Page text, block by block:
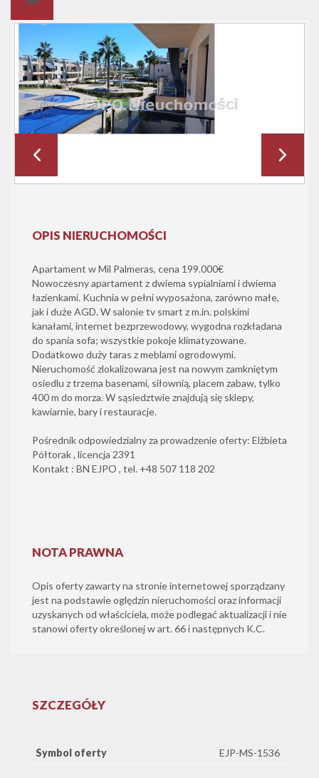
OPIS NIERUCHOMOŚCI
Apartament w Mil Palmeras, cena 199.000€
Nowoczesny apartament z dwiema sypialniami i dwiema
łazienkami. Kuchnia w pełni wyposażona, zarówno małe,
jak i duże AGD. W salonie tv smart z m.in. polskimi
kanałami, internet bezprzewodowy, wygodna rozkładana
do spania sofa; wszystkie pokoje klimatyzowane.
Dodatkowo duży taras z meblami ogrodowymi.
Nieruchomość zlokalizowana jest na nowym zamkniętym
osiedlu z trzema basenami, siłownią, placem zabaw, tylko
400 m do morza. W sąsiedztwie znajdują się sklepy,
kawiarnie, bary i restauracje.
Pośrednik odpowiedzialny za prowadzenie oferty: Elżbieta
Półtorak , licencja 2391
Kontakt : BN EJPO , tel. +48 507 118 202
NOTA PRAWNA
Opis oferty zawarty na stronie internetowej sporządzany
jest na podstawie oględzin nieruchomości oraz informacji
uzyskanych od właściciela, może podlegać aktualizacji i nie
stanowi oferty określonej w art. 66 i następnych K.C.
SZCZEGÓŁY
Symbol oferty EJP-MS-1536